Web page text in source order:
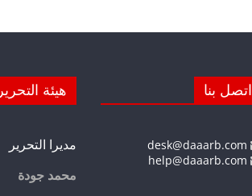
اتصل بنا هيئة التحرير
مديرا التحرير
محمد جودة